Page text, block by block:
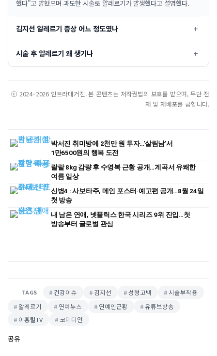
했다”고 밝혔으며 과도한 시술로 알레르기가 발생했다고 설명했다.
김지선 알레르기 증상 어느 정도였나
시술 후 알레르기 왜 생기나
ⓒ 2024–2026 인트라매거진. 본 콘텐츠는 저작권법의 보호를 받으며, 무단 전
재 및 재배포를 금합니다.
박서진 취미방에 2천만 원 투자…'살림남'서
1만6500원의 행복 도전
랄랄 8kg 감량 후 수영복 근황 공개…계곡서 유쾌한
여름 일상
신병4 : 사보타주, 메인 포스터·예고편 공개…8월 24일
첫 방송
내 남은 연애, 넷플릭스 한국 시리즈 9위 진입…첫
방송부터 글로벌 관심
TAGS 건강이슈 김지선 성형고백
시술부작용
알레르기
연예뉴스 연예인근황
유튜브방송
이홍렬TV
코미디언
공유